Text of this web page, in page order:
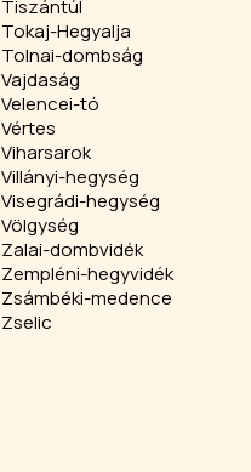
Tiszántúl
Tokaj-Hegyalja
Tolnai-dombság
Vajdaság
Velencei-tó
Vértes
Viharsarok
Villányi-hegység
Visegrádi-hegység
Völgység
Zalai-dombvidék
Zempléni-hegyvidék
Zsámbéki-medence
Zselic